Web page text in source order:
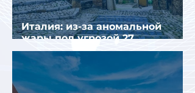
Италия: из-за аномальной
жары под угрозой 27
крупнейших городов